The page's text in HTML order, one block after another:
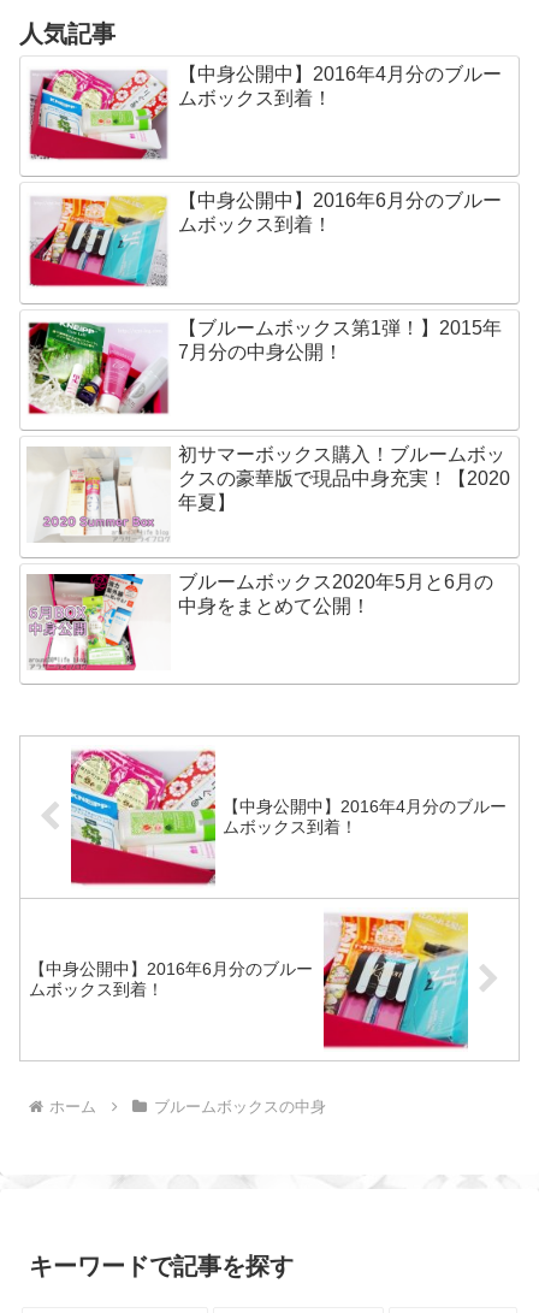
人気記事
【中身公開中】2016年4月分のブルー
ムボックス到着！
【中身公開中】2016年6月分のブルー
ムボックス到着！
【ブルームボックス第1弾！】2015年
7月分の中身公開！
初サマーボックス購入！ブルームボッ
クスの豪華版で現品中身充実！【2020
年夏】
ブルームボックス2020年5月と6月の
中身をまとめて公開！
【中身公開中】2016年4月分のブルー
ムボックス到着！
【中身公開中】2016年6月分のブルー
ムボックス到着！
ホーム ブルームボックスの中身
キーワードで記事を探す